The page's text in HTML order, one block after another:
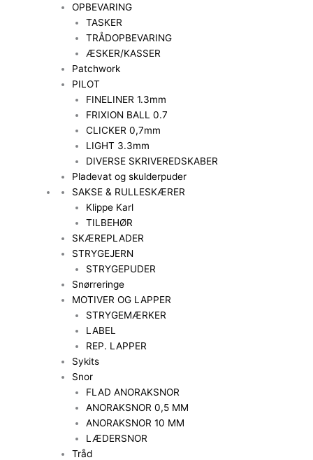
OPBEVARING
TASKER
TRÅDOPBEVARING
ÆSKER/KASSER
Patchwork
PILOT
FINELINER 1.3mm
FRIXION BALL 0.7
CLICKER 0,7mm
LIGHT 3.3mm
DIVERSE SKRIVEREDSKABER
Pladevat og skulderpuder
SAKSE & RULLESKÆRER
Klippe Karl
TILBEHØR
SKÆREPLADER
STRYGEJERN
STRYGEPUDER
Snørreringe
MOTIVER OG LAPPER
STRYGEMÆRKER
LABEL
REP. LAPPER
Sykits
Snor
FLAD ANORAKSNOR
ANORAKSNOR 0,5 MM
ANORAKSNOR 10 MM
LÆDERSNOR
Tråd